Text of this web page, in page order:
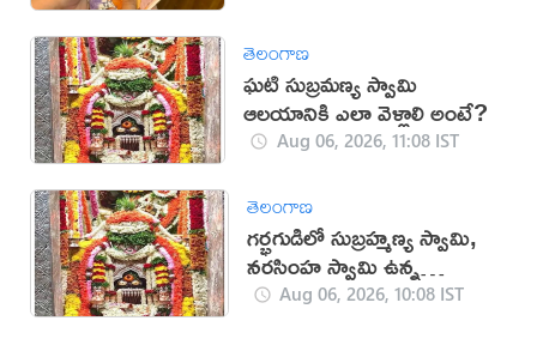
తెలంగాణ
ఘటి సుబ్రమణ్య స్వామి
ఆలయానికి ఎలా వెళ్లాలి అంటే?
Aug 06, 2026, 11:08 IST
తెలంగాణ
గర్భగుడిలో సుబ్రహ్మణ్య స్వామి,
నరసింహ స్వామి ఉన్న
దేవాలయం ఇదే
Aug 06, 2026, 10:08 IST